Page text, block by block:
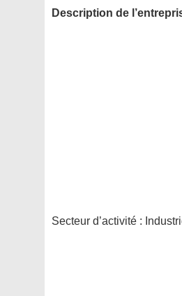
Description de
Secteur d’activité :